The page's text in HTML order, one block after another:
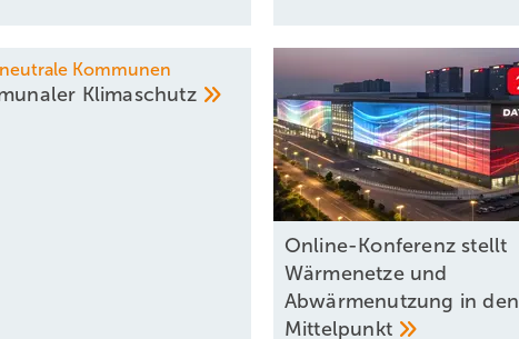
Kommunen
Klimaschutz
Online-Konferenz stellt
Wärmenetze und
Abwärmenutzung in den
Mittelpunkt